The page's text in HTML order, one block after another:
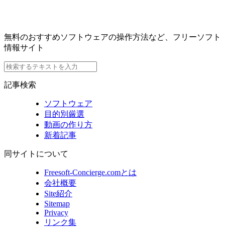
無料のおすすめソフトウェアの操作方法など、フリーソフト
情報サイト
記事検索
ソフトウェア
目的別厳選
動画の作り方
新着記事
同サイトについて
Freesoft-Concierge.comとは
会社概要
Site紹介
Sitemap
Privacy
リンク集